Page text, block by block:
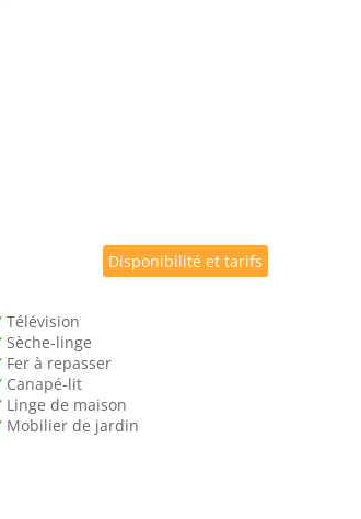
Télévision
Sèche-linge
Fer à repasser
Canapé-lit
Linge de maison
Mobilier de jardin
Disponibilité et tarifs